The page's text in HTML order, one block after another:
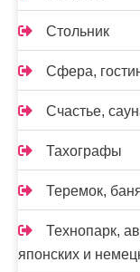
Стольник
Сфера,
Счастье,
Тахографы
Теремок,
Технопарк,
японских и